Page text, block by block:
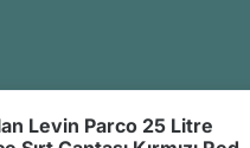
Levin Parco 25 Litre